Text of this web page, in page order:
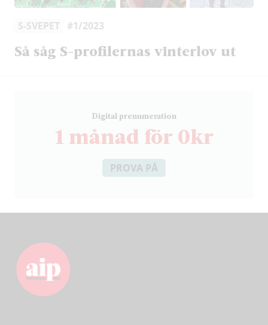
S-SVEPET #1/2023
Så såg S-profilernas vinterlov ut
Digital prenumeration
1 månad för 0kr
PROVA PÅ